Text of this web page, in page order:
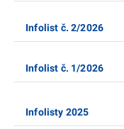
Infolist č. 2/2026
Infolist č. 1/2026
Infolisty 2025